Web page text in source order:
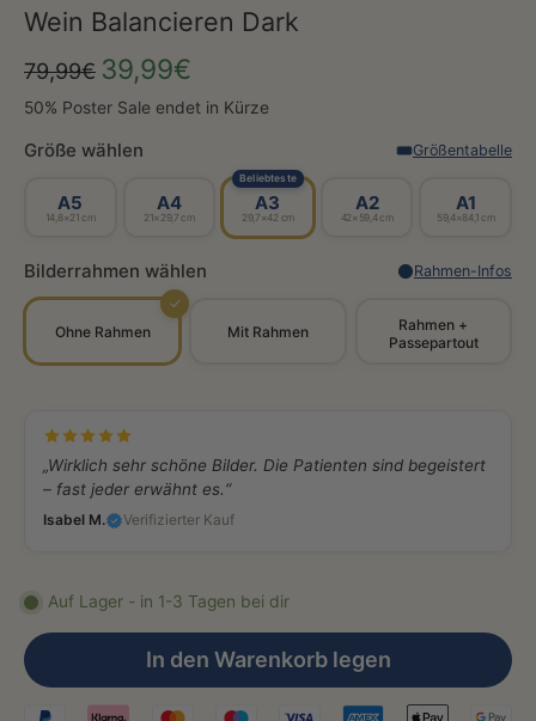
Wein Balancieren Dark
79,99€ 39,99€
50% Poster Sale endet in Kürze
Größe wählen Größentabelle
A5
14,8×21 cm
A4
21×29,7 cm
Beliebteste
A3
29,7×42 cm
A2
42×59,4 cm
A1
59,4×84,1 cm
Bilderrahmen wählen Rahmen-Infos
Ohne Rahmen
✓
Mit Rahmen
Rahmen +
Passepartout
„Wirklich sehr schöne Bilder. Die Patienten sind begeistert
– fast jeder erwähnt es.“
Isabel M. Verifizierter Kauf
Auf Lager - in 1-3 Tagen bei dir
In den Warenkorb legen